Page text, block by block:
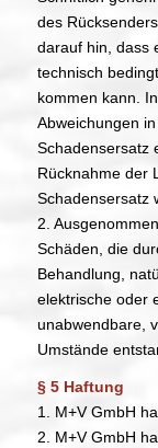
des
darauf hin, dass
technisch
kommen kann.
Abweichungen
Schadensersatz
Rücknahme der
Schadensersatz
2.
Schäden, die
Behandlung,
elektrische oder
unabwendbare,
Umstände
§ 5 Haftung
1. M+V GmbH
2. M+V GmbH